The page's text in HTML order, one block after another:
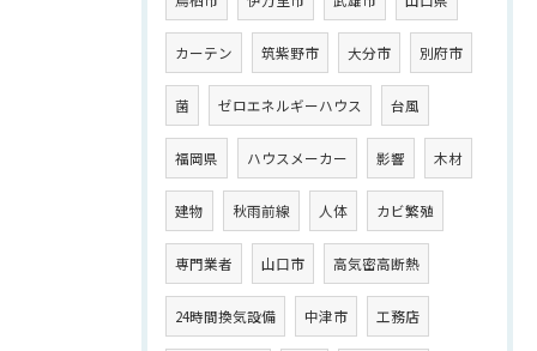
カーテン 筑紫野市 大分市 別府市
菌 ゼロエネルギーハウス 台風
福岡県 ハウスメーカー 影響 木材
建物 秋雨前線 人体 カビ繁殖
専門業者 山口市 高気密高断熱
24時間換気設備 中津市 工務店